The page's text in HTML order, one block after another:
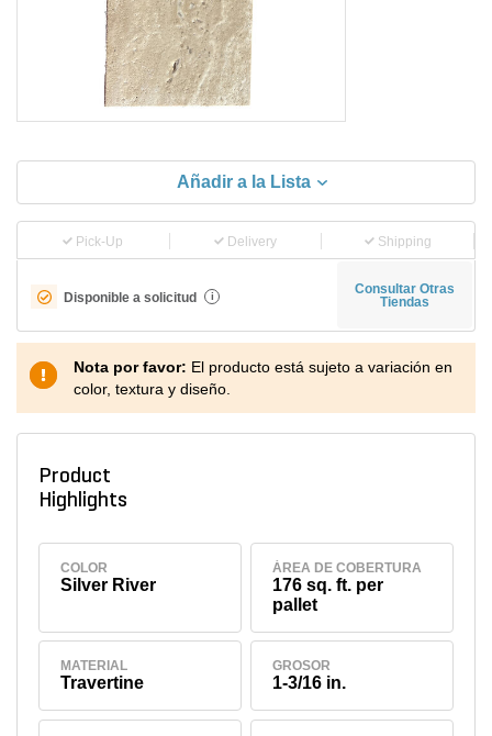
Añadir a la Lista
Pick-Up Delivery Shipping
Disponible a solicitud i
Consultar Otras
Tiendas
Nota por favor: El producto está sujeto a variación en
color, textura y diseño.
Product
Highlights
COLOR
Silver River
ÁREA DE COBERTURA
176 sq. ft. per
pallet
MATERIAL
Travertine
GROSOR
1-3/16 in.